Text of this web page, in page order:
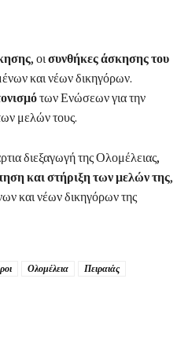
, οισυνθήκες άσκησης του
και νέων δικηγόρων.
των Ενώσεων για την
μελών τους.
διεξαγωγή της Ολομέλειας,
και στήριξη των μελών της,
και νέων δικηγόρων της
Ολομέλεια Πειραιάς